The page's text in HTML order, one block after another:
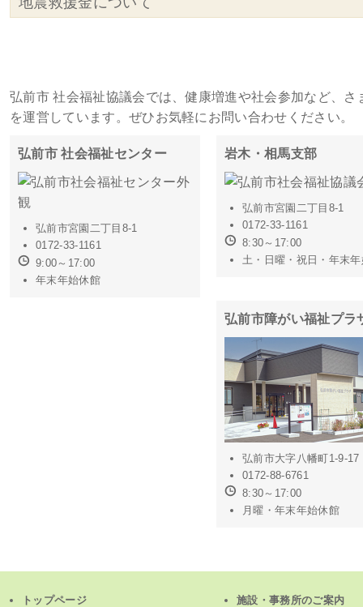
弘前市 社会福祉協議会では、健康増進や社会参加など、
を運営しています。ぜひお気軽にお問い合わせください。
弘前市 社会福祉センター
弘前市宮園二丁目8-1
0172-33-1161
9:00～17:00
年末年始休館
岩木・相馬支部
弘前市宮園二丁目8-1
0172-33-1161
8:30～17:00
土・日曜・祝日・年末
弘前市障がい福祉プラ
弘前市大字八幡町1-9-17
0172-88-6761
8:30～17:00
月曜・年末年始休館
トップページ
施設・事務所のご案内